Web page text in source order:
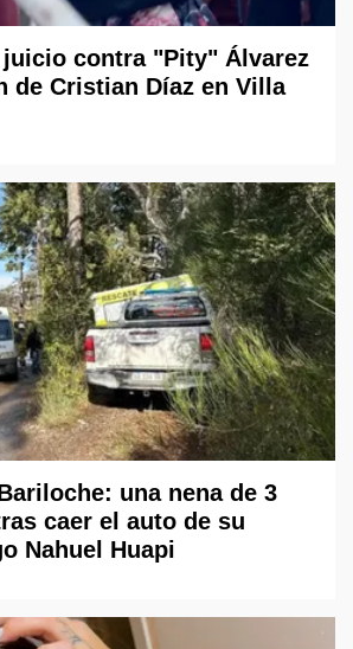
juicio contra "Pity" Álvarez
de Cristian Díaz en Villa
una nena de 3
caer el auto de su
Nahuel Huapi